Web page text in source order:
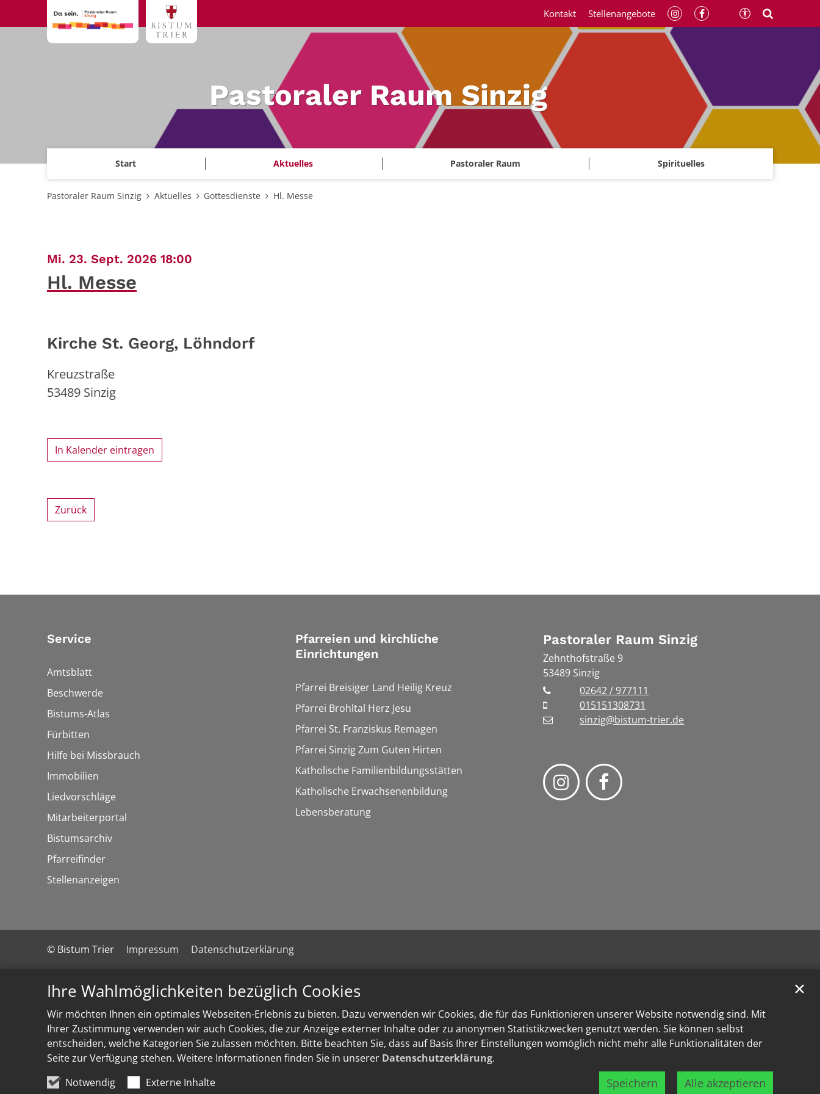
Ihre Wahlmöglichkeiten bezüglich Cookies
Wir möchten Ihnen ein optimales Webseiten-Erlebnis zu bieten. Dazu verwenden wir Cookies, die für das Funktionieren unserer Website notwendig sind. Mit
Ihrer Zustimmung verwenden wir auch Cookies, die zur Anzeige externer Inhalte oder zu anonymen Statistikzwecken genutzt werden. Sie können selbst
entscheiden, welche Kategorien Sie zulassen möchten. Bitte beachten Sie, dass auf Basis Ihrer Einstellungen womöglich nicht mehr alle Funktionalitäten der
Seite zur Verfügung stehen. Weitere Informationen finden Sie in unserer Datenschutzerklärung.
Notwendig
Externe Inhalte Speichern Alle akzeptieren
✕
Pastoraler Raum Sinzig
Start Aktuelles Pastoraler Raum Spirituelles
Kontakt Stellenangebote
Pastoraler Raum Sinzig Aktuelles Gottesdienste Hl. Messe
Mi. 23. Sept. 2026 18:00
Hl. Messe
Kirche St. Georg, Löhndorf
Kreuzstraße
53489 Sinzig
In Kalender eintragen
Zurück
Service
Amtsblatt
Beschwerde
Bistums-Atlas
Fürbitten
Hilfe bei Missbrauch
Immobilien
Liedvorschläge
Mitarbeiterportal
Bistumsarchiv
Pfarreifinder
Stellenanzeigen
Pfarreien und kirchliche
Einrichtungen
Pfarrei Breisiger Land Heilig Kreuz
Pfarrei Brohltal Herz Jesu
Pfarrei St. Franziskus Remagen
Pfarrei Sinzig Zum Guten Hirten
Katholische Familienbildungsstätten
Katholische Erwachsenenbildung
Lebensberatung
Pastoraler Raum Sinzig
Zehnthofstraße 9
53489 Sinzig
02642 / 977111
015151308731
sinzig@bistum-trier.de
© Bistum Trier Impressum Datenschutzerklärung